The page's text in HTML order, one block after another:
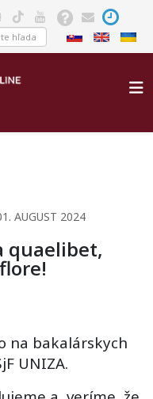
AUGUST 2024
quaelibet,
na bakalárskych
UNIZA.